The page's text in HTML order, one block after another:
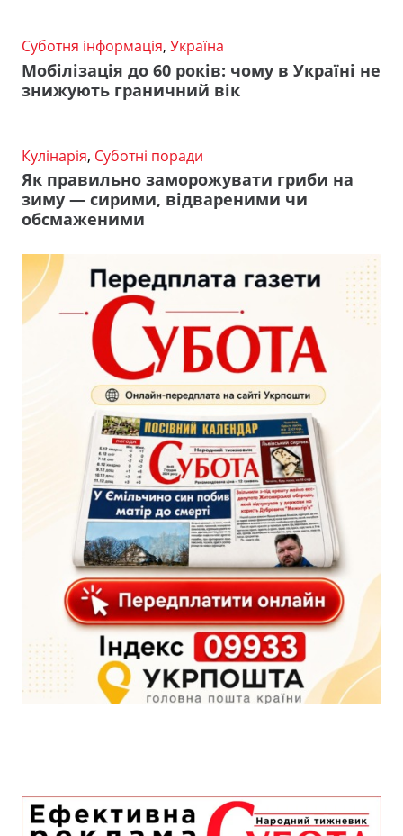
Суботня інформація, Україна
Мобілізація до 60 років: чому в Україні не
знижують граничний вік
Кулінарія, Суботні поради
Як правильно заморожувати гриби на
зиму — сирими, відвареними чи
обсмаженими